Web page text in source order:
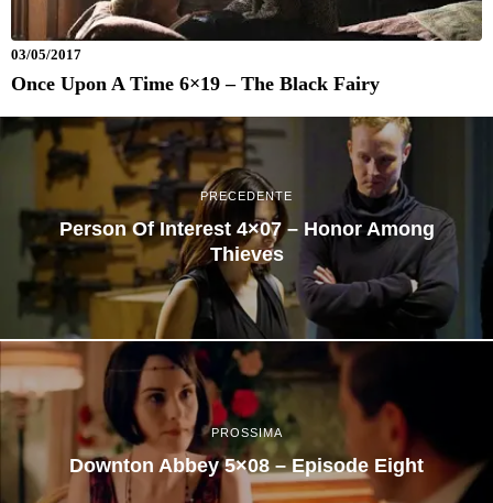
03/05/2017
Once Upon A Time 6×19 – The Black Fairy
PRECEDENTE
Person Of Interest 4×07 – Honor Among
Thieves
PROSSIMA
Downton Abbey 5×08 – Episode Eight